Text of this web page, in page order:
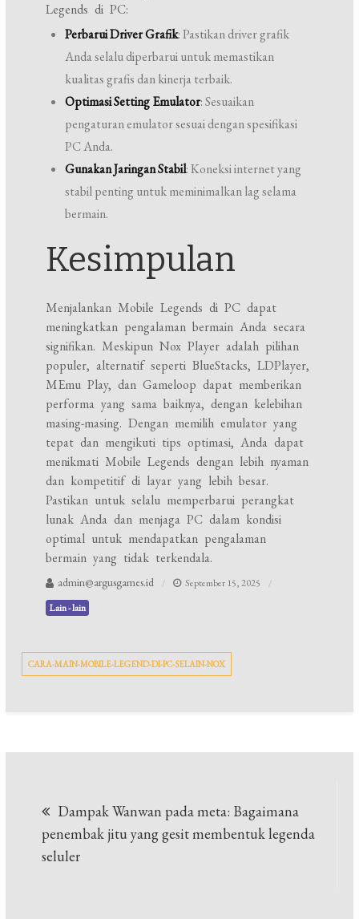
Legends di PC:
Perbarui Driver Grafik: Pastikan driver grafik
Anda selalu diperbarui untuk memastikan
kualitas grafis dan kinerja terbaik.
Optimasi Setting Emulator: Sesuaikan
pengaturan emulator sesuai dengan spesifikasi
PC Anda.
Gunakan Jaringan Stabil: Koneksi internet yang
stabil penting untuk meminimalkan lag selama
bermain.
Kesimpulan
Menjalankan Mobile Legends di PC dapat
meningkatkan pengalaman bermain Anda secara
signifikan. Meskipun Nox Player adalah pilihan
populer, alternatif seperti BlueStacks, LDPlayer,
MEmu Play, dan Gameloop dapat memberikan
performa yang sama baiknya, dengan kelebihan
masing-masing. Dengan memilih emulator yang
tepat dan mengikuti tips optimasi, Anda dapat
menikmati Mobile Legends dengan lebih nyaman
dan kompetitif di layar yang lebih besar.
Pastikan untuk selalu memperbarui perangkat
lunak Anda dan menjaga PC dalam kondisi
optimal untuk mendapatkan pengalaman
bermain yang tidak terkendala.
admin@argusgames.id
September 15, 2025
Lain - lain
CARA-MAIN-MOBILE-LEGEND-DI-PC-SELAIN-NOX
navigation
Dampak Wanwan pada meta: Bagaimana
penembak jitu yang gesit membentuk legenda
seluler